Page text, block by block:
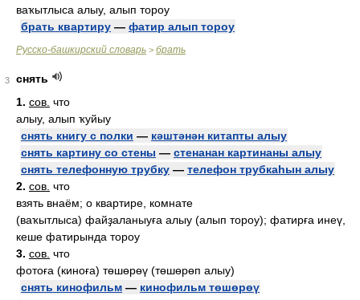
ваҡытлыса алыу, алып тороу
брать квартиру — фатир алып тороу
Русско-башкирский словарь > брать
3
снять
1. сов. что
алыу, алып ҡуйыу
снять книгу с полки — кәштәнән китапты алыу
снять картину со стены — стенанан картинаны алыу
снять телефонную трубку — телефон трубкаһын алыу
2. сов. что
взять внаём; о квартире, комнате
(ваҡытлыса) файҙаланыуға алыу (алып тороу); фатирға инеү,
кеше фатирында тороу
3. сов. что
фотоға (киноға) төшөрөү (төшөрөп алыу)
снять кинофильм — кинофильм төшөрөү